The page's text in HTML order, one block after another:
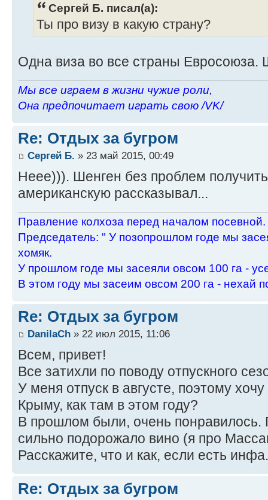
Сергей Б. писал(а):
Ты про визу в какую страну?
Одна виза во все страны Евросоюза.
Мы все играем в жизни чужие роли,
Она предпочитает играть свою /VK/
Re: Отдых за бугром
Сергей Б. » 23 май 2015, 00:49
Неее))). Шенген без проблем
американскую рассказывал...
Пpавление колхоза пеpед началом посевной.
Пpедседатель: " У позопpошлом годе мы
хомяк.
У пpошлом годе мы засеяли овсом 100 га -
В этом году мы засеим овсом 200 га - нехай
Re: Отдых за бугром
DanilaCh » 22 июл 2015, 11:06
Всем, привет!
Все затихли по поводу отпускного
У меня отпуск в августе, поэтому
Крыму, как там в этом году?
В прошлом были, очень понравилось.
сильно подорожало вино (я про
Расскажите, что и как, если есть
Re: Отдых за бугром